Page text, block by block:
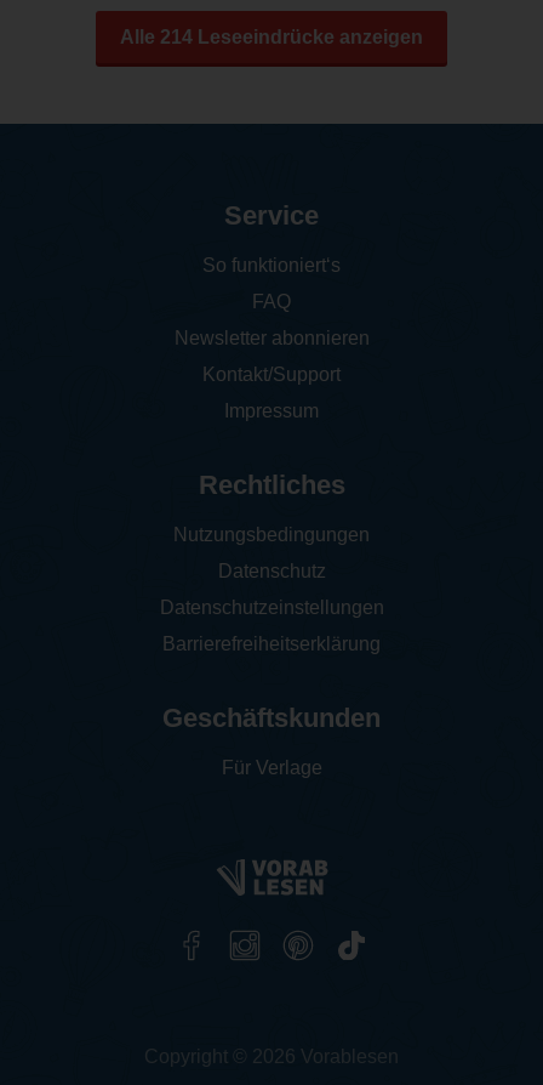
Alle 214 Leseeindrücke anzeigen
Service
So funktioniert‘s
FAQ
Newsletter abonnieren
Kontakt/Support
Impressum
Rechtliches
Nutzungsbedingungen
Datenschutz
Datenschutzeinstellungen
Barrierefreiheitserklärung
Geschäftskunden
Für Verlage
Copyright © 2026 Vorablesen